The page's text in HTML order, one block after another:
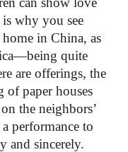
is why you see
in China, as
quite
are offerings, the
of paper houses
the neighbors’
performance to
and sincerely.